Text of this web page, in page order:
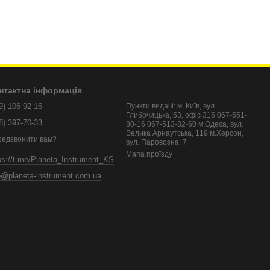
інформація
106-92-16
397-70-33
вам?
t.me/Planeta_Instrument_KS
instrument.com.ua
Пункти видачі: м. Київ, вул.
Глибочицька, 53, офіс 315 067-551-
80-16 067-513-82-60 м.Одеса, вул.
Велика Арнаутська, 119 м.Херсон,
вул. Паровозна, 7
Мапа проїзду